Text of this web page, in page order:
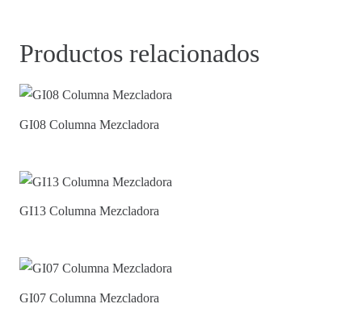
Productos relacionados
GI08 Columna Mezcladora
GI13 Columna Mezcladora
GI07 Columna Mezcladora